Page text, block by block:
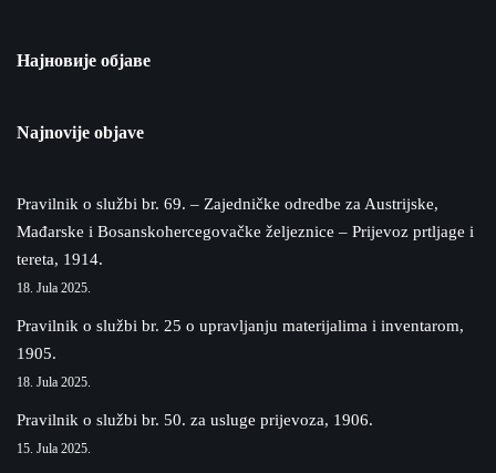
Најновије објаве
Najnovije objave
Pravilnik o službi br. 69. – Zajedničke odredbe za Austrijske,
Mađarske i Bosanskohercegovačke željeznice – Prijevoz prtljage i
tereta, 1914.
18. Jula 2025.
Pravilnik o službi br. 25 o upravljanju materijalima i inventarom,
1905.
18. Jula 2025.
Pravilnik o službi br. 50. za usluge prijevoza, 1906.
15. Jula 2025.